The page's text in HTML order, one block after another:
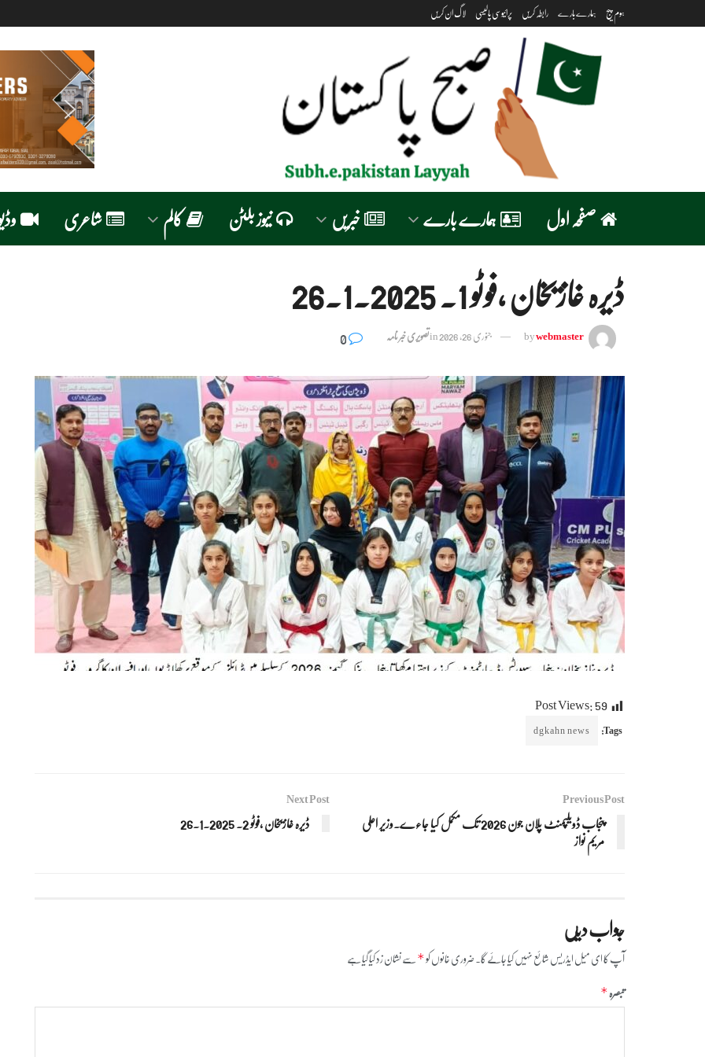
ہوم پیج ہمارے بارے رابطہ کریں پرائیوسی پالیسی لاگ ان کریں
صفحہ اول ہمارے بارے خبریں نیوز بلٹن کالم شاعری
ڈیرہ غازیخان ،فوٹو 1. 26.1.2025
bywebmaster جنوری 26, 2026 inتصویری خبر نامہ
Post Views:59
Tags:
dgkahn news
Previous Post
پنجاب ڈویلپمنٹ پلان جون 2026 تک مکمل کیا جاءے۔وزیر اعلی
مریم نواز
Next Post
ڈیرہ غازیخان ،فوٹو 2. 26.1.2025
جواب دیں
آپ کا ای میل ایڈریس شائع نہیں کیا جائے گا۔ضروری خانوں کو*سے نشان زد کیا گیا ہے
تبصرہ*